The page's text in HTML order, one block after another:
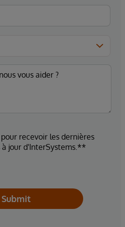
recevoir les dernières
à jour d'InterSystems.**
Submit